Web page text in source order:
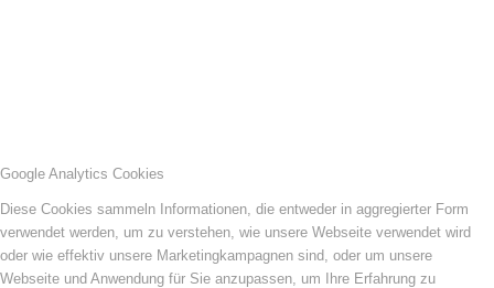
Google Analytics Cookies
Diese Cookies sammeln Informationen, die entweder in aggregierter Form
verwendet werden, um zu verstehen, wie unsere Webseite verwendet wird
oder wie effektiv unsere Marketingkampagnen sind, oder um unsere
Webseite und Anwendung für Sie anzupassen, um Ihre Erfahrung zu